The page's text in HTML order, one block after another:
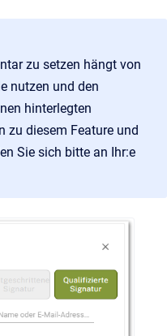
zu setzen hängt von
nutzen und den
hinterlegten
zu diesem Feature und
Sie sich bitte an Ihr:e